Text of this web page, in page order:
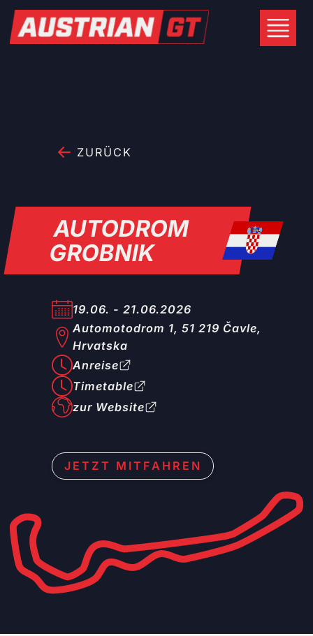
ZURÜCK
AUTODROM
GROBNIK
19.06. - 21.06.2026
Automotodrom 1, 51 219 Čavle,
Hrvatska
Anreise
Timetable
zur Website
JETZT MITFAHREN